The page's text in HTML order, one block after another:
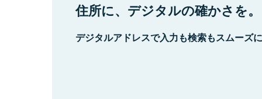
住所に、デジタルの確かさを。
デジタルアドレスで入力も検索もスムーズ